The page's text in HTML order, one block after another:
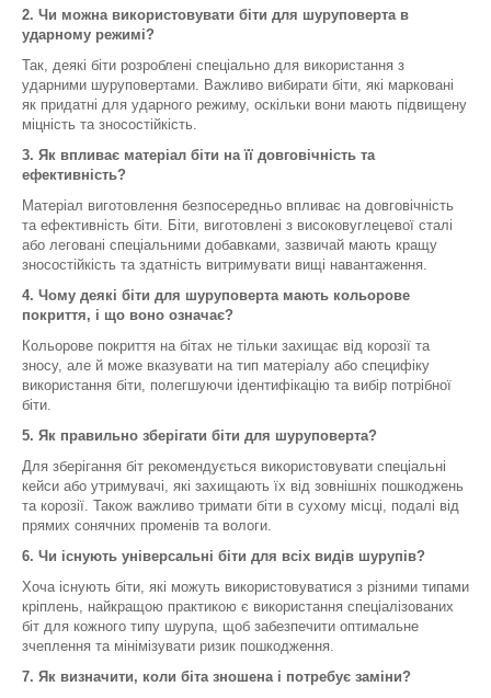
2. Чи можна використовувати біти для шуруповерта в
ударному режимі?
Так, деякі біти розроблені спеціально для використання з
ударними шуруповертами. Важливо вибирати біти, які марковані
як придатні для ударного режиму, оскільки вони мають підвищену
міцність та зносостійкість.
3. Як впливає матеріал біти на її довговічність та
ефективність?
Матеріал виготовлення безпосередньо впливає на довговічність
та ефективність біти. Біти, виготовлені з високовуглецевої сталі
або леговані спеціальними добавками, зазвичай мають кращу
зносостійкість та здатність витримувати вищі навантаження.
4. Чому деякі біти для шуруповерта мають кольорове
покриття, і що воно означає?
Кольорове покриття на бітах не тільки захищає від корозії та
зносу, але й може вказувати на тип матеріалу або специфіку
використання біти, полегшуючи ідентифікацію та вибір потрібної
біти.
5. Як правильно зберігати біти для шуруповерта?
Для зберігання біт рекомендується використовувати спеціальні
кейси або утримувачі, які захищають їх від зовнішніх пошкоджень
та корозії. Також важливо тримати біти в сухому місці, подалі від
прямих сонячних променів та вологи.
6. Чи існують універсальні біти для всіх видів шурупів?
Хоча існують біти, які можуть використовуватися з різними типами
кріплень, найкращою практикою є використання спеціалізованих
біт для кожного типу шурупа, щоб забезпечити оптимальне
зчеплення та мінімізувати ризик пошкодження.
7. Як визначити, коли біта зношена і потребує заміни?